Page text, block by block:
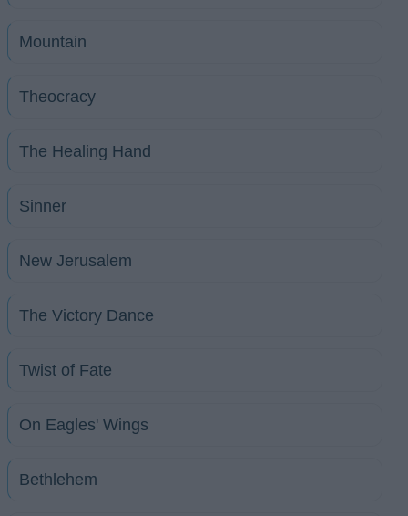
Mountain
Theocracy
The Healing Hand
Sinner
New Jerusalem
The Victory Dance
Twist of Fate
On Eagles' Wings
Bethlehem